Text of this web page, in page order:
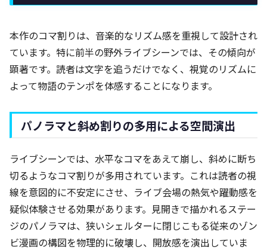
本作のコマ割りは、音楽的なリズム感を重視して設計され
ています。特に前半の野外ライブシーンでは、その傾向が
顕著です。読者は文字を追うだけでなく、視覚のリズムに
よって物語のテンポを体感することになります。
パノラマと斜め割りの多用による空間演出
ライブシーンでは、水平なコマをあえて崩し、斜めに断ち
切るようなコマ割りが多用されています。これは読者の視
線を意図的に不安定にさせ、ライブ会場の熱気や躍動感を
疑似体験させる効果があります。見開きで描かれるステー
ジのパノラマは、狭いシェルターに閉じこもる従来のゾン
ビ漫画の構図を物理的に破壊し、開放感を演出していま